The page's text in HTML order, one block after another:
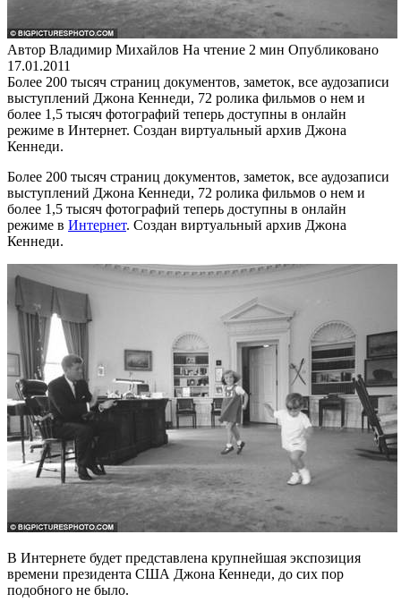
Автор Владимир Михайлов На чтение 2 мин Опубликовано
17.01.2011
Более 200 тысяч страниц документов, заметок, все аудозаписи
выступлений Джона Кеннеди, 72 ролика фильмов о нем и
более 1,5 тысяч фотографий теперь доступны в онлайн
режиме в Интернет. Создан виртуальный архив Джона
Кеннеди.
Более 200 тысяч страниц документов, заметок, все аудозаписи
выступлений Джона Кеннеди, 72 ролика фильмов о нем и
более 1,5 тысяч фотографий теперь доступны в онлайн
режиме в Интернет. Создан виртуальный архив Джона
Кеннеди.
В Интернете будет представлена крупнейшая экспозиция
времени президента США Джона Кеннеди, до сих пор
подобного не было.